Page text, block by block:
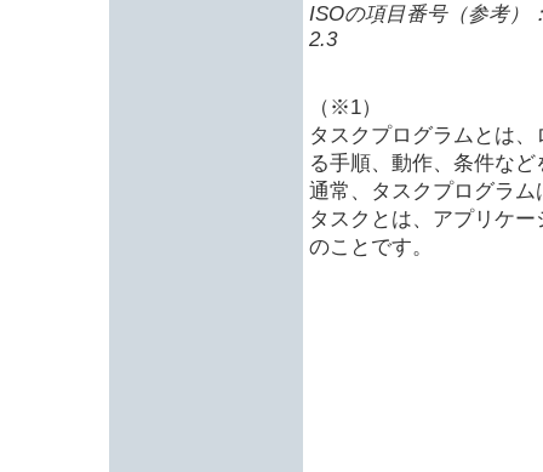
ISOの項目番号（参考）
2.3
（※1）
タスクプログラムとは
る手順、動作、条件な
通常、タスクプログラ
タスクとは、アプリケ
のことです。